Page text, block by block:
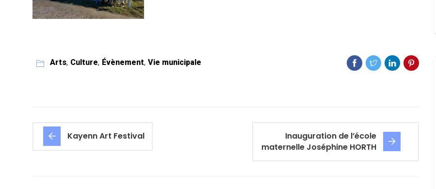
Arts, Culture, Évènement, Vie municipale
Kayenn Art Festival
Inauguration de l’école
maternelle Joséphine HORTH